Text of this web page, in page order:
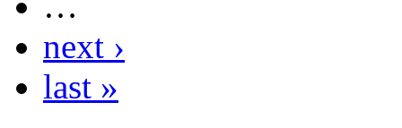
next ›
last »